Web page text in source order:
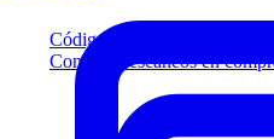
Códigos QR
Convierta escaneos en